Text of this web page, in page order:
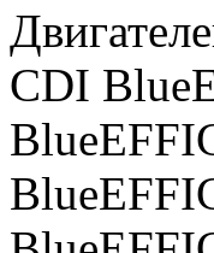
CDI